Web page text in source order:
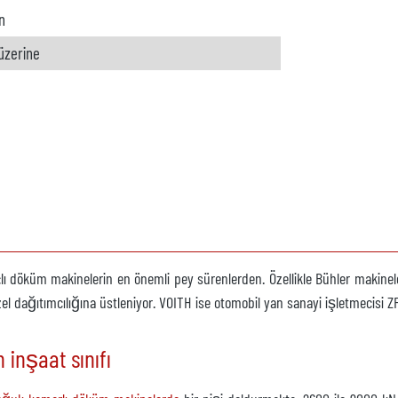
döküm makinelerin en önemli pey sürenlerden. Özellikle Bühler
dağıtımcılığına üstleniyor. VOITH ise otomobil yan sanayi işletmecisi
sınıfı